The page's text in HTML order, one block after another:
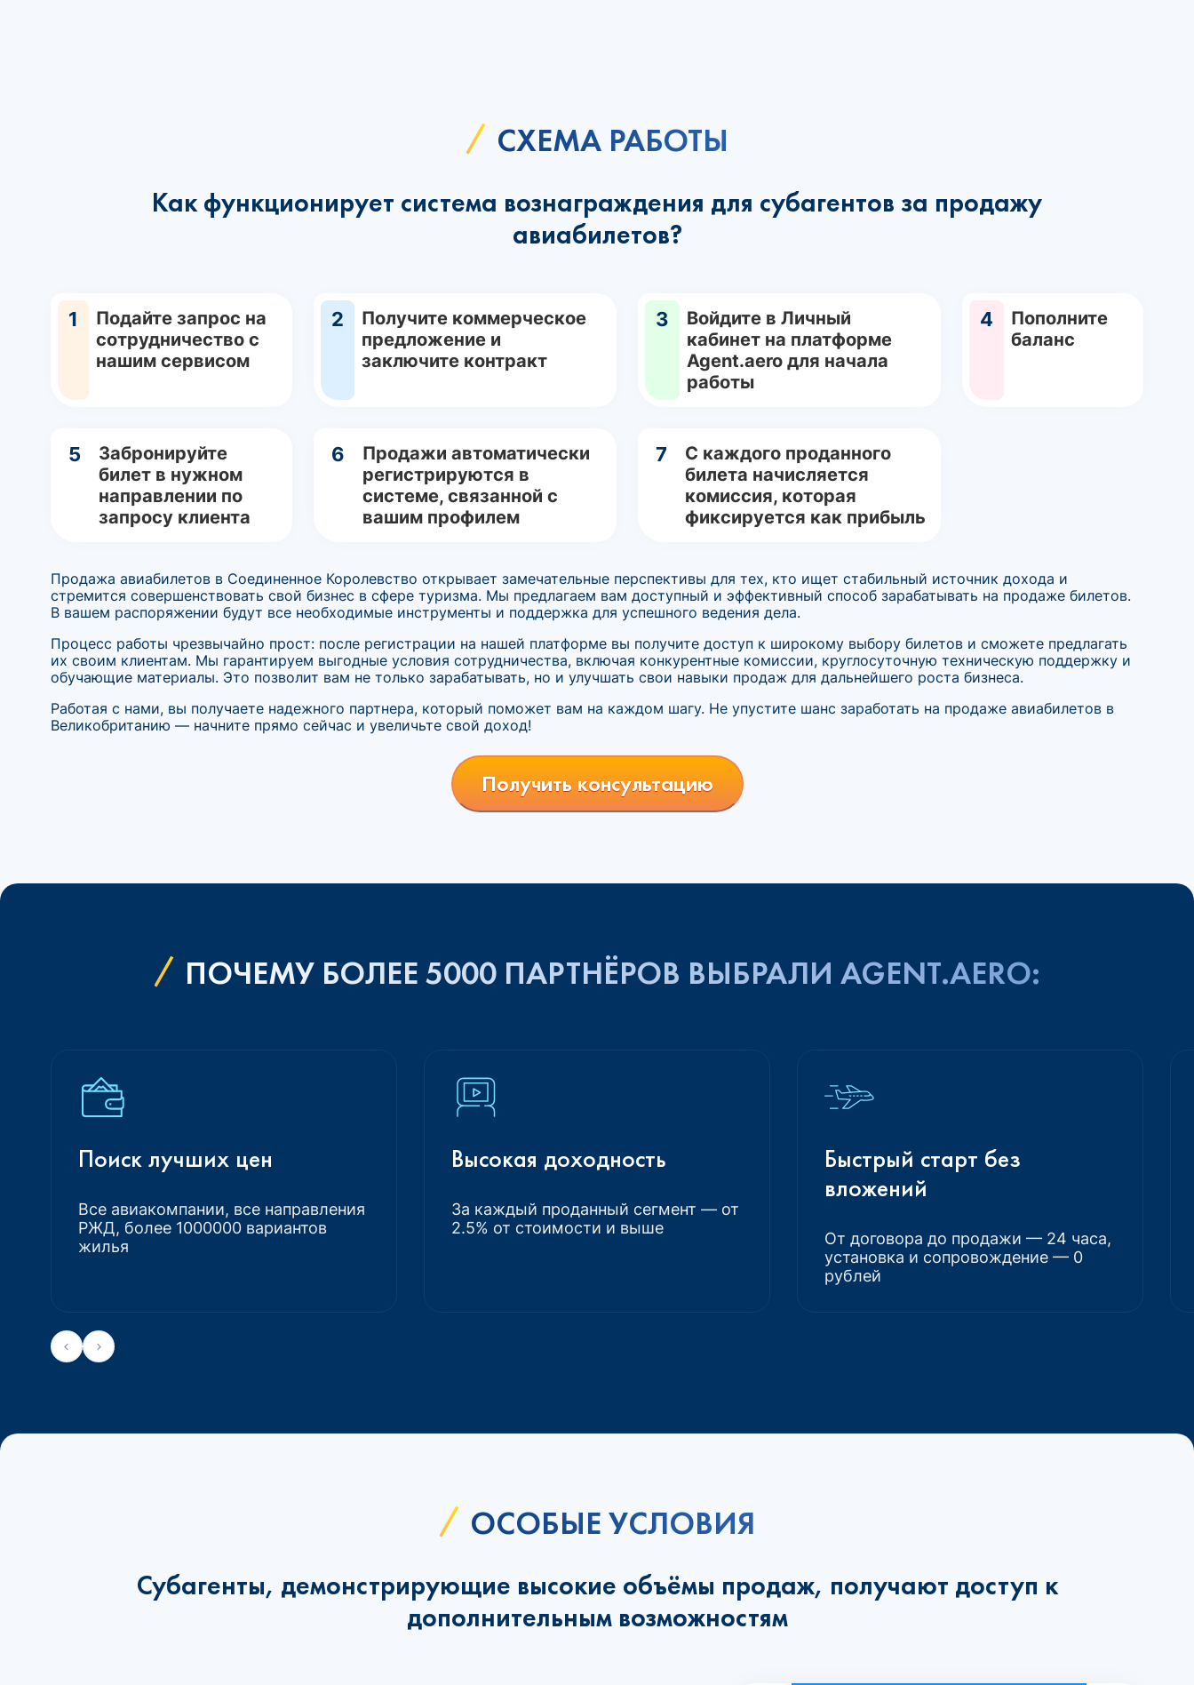
СХЕМА РАБОТЫ
Как функционирует система вознаграждения для субагентов за продажу
авиабилетов?
1
Подайте запрос на
сотрудничество с
нашим сервисом
2
Получите коммерческое
предложение и
заключите контракт
3
Войдите в Личный
кабинет на платформе
Agent.aero для начала
работы
4
Пополните
баланс
5
Забронируйте
билет в нужном
направлении по
запросу клиента
6
Продажи автоматически
регистрируются в
системе, связанной с
вашим профилем
7
С каждого проданного
билета начисляется
комиссия, которая
фиксируется как прибыль
Продажа авиабилетов в Соединенное Королевство открывает замечательные перспективы для тех, кто ищет стабильный источник дохода и
стремится совершенствовать свой бизнес в сфере туризма. Мы предлагаем вам доступный и эффективный способ зарабатывать на продаже билетов.
В вашем распоряжении будут все необходимые инструменты и поддержка для успешного ведения дела.
Процесс работы чрезвычайно прост: после регистрации на нашей платформе вы получите доступ к широкому выбору билетов и сможете предлагать
их своим клиентам. Мы гарантируем выгодные условия сотрудничества, включая конкурентные комиссии, круглосуточную техническую поддержку и
обучающие материалы. Это позволит вам не только зарабатывать, но и улучшать свои навыки продаж для дальнейшего роста бизнеса.
Работая с нами, вы получаете надежного партнера, который поможет вам на каждом шагу. Не упустите шанс заработать на продаже авиабилетов в
Великобританию — начните прямо сейчас и увеличьте свой доход!
Получить консультацию
ПОЧЕМУ БОЛЕЕ 5000 ПАРТНЁРОВ ВЫБРАЛИ AGENT.AERO:
Поиск лучших цен
Все авиакомпании, все направления
РЖД, более 1000000 вариантов
жилья
Высокая доходность
За каждый проданный сегмент — от
2.5% от стоимости и выше
Быстрый старт без
вложений
От договора до продажи — 24 часа,
установка и сопровождение — 0
рублей
ОСОБЫЕ УСЛОВИЯ
Субагенты, демонстрирующие высокие объёмы продаж, получают доступ к
дополнительным возможностям